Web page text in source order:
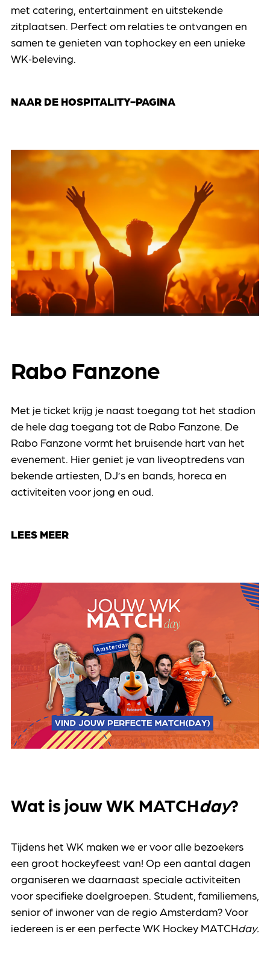
met catering, entertainment en uitstekende
zitplaatsen. Perfect om relaties te ontvangen en
samen te genieten van tophockey en een unieke
WK‑beleving.
NAAR DE HOSPITALITY-PAGINA
Rabo Fanzone
Met je ticket krijg je naast toegang tot het stadion
de hele dag toegang tot de Rabo Fanzone. De
Rabo Fanzone vormt het bruisende hart van het
evenement. Hier geniet je van liveoptredens van
bekende artiesten, DJ’s en bands, horeca en
activiteiten voor jong en oud.
LEES MEER
Wat is jouw WK MATCHday?
Tijdens het WK maken we er voor alle bezoekers
een groot hockeyfeest van! Op een aantal dagen
organiseren we daarnaast speciale activiteiten
voor specifieke doelgroepen. Student, familiemens,
senior of inwoner van de regio Amsterdam? Voor
iedereen is er een perfecte WK Hockey MATCHday.